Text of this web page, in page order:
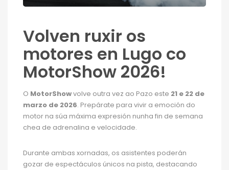
Volven ruxir os
motores en Lugo co
MotorShow 2026!
O MotorShowvolve outra vez ao Pazo este 21 e 22 de
marzo de 2026. Prepárate para vivir a emoción do
motor na súa máxima expresión nunha fin de semana
chea de adrenalina e velocidade.
Durante ambas xornadas, os asistentes poderán
gozar de espectáculos únicos na pista, destacando